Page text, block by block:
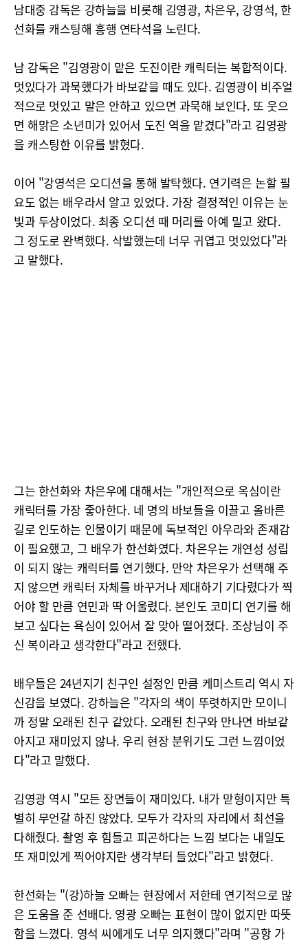
남대중 감독은 강하늘을 비롯해 김영광, 차은우, 강영석, 한
선화를 캐스팅해 흥행 연타석을 노린다.
남 감독은 "김영광이 맡은 도진이란 캐릭터는 복합적이다.
멋있다가 과묵했다가 바보같을 때도 있다. 김영광이 비주얼
적으로 멋있고 말은 안하고 있으면 과묵해 보인다. 또 웃으
면 해맑은 소년미가 있어서 도진 역을 맡겼다"라고 김영광
을 캐스팅한 이유를 밝혔다.
이어 "강영석은 오디션을 통해 발탁했다. 연기력은 논할 필
요도 없는 배우라서 알고 있었다. 가장 결정적인 이유는 눈
빛과 두상이었다. 최종 오디션 때 머리를 아예 밀고 왔다.
그 정도로 완벽했다. 삭발했는데 너무 귀엽고 멋있었다"라
고 말했다.
그는 한선화와 차은우에 대해서는 "개인적으로 옥심이란
캐릭터를 가장 줗아한다. 네 명의 바보들을 이끌고 올바른
길로 인도하는 인물이기 때문에 독보적인 아우라와 존재감
이 필요했고, 그 배우가 한선화였다. 차은우는 개연성 성립
이 되지 않는 캐릭터를 연기했다. 만약 차은우가 선택해 주
지 않으면 캐릭터 자체를 바꾸거나 제대하기 기다렸다가 찍
어야 할 만큼 연민과 딱 어울렸다. 본인도 코미디 연기를 해
보고 싶다는 욕심이 있어서 잘 맞아 떨어졌다. 조상님이 주
신 복이라고 생각한다"라고 전했다.
배우들은 24년지기 친구인 설정인 만큼 케미스트리 역시 자
신감을 보였다. 강하늘은 "각자의 색이 뚜렷하지만 모이니
까 정말 오래된 친구 같았다. 오래된 친구와 만나면 바보같
아지고 재미있지 않나. 우리 현장 분위기도 그런 느낌이었
다"라고 말했다.
김영광 역시 "모든 장면들이 재미있다. 내가 맏형이지만 특
별히 무언갈 하진 않았다. 모두가 각자의 자리에서 최선을
다해줬다. 촬영 후 힘들고 피곤하다는 느낌 보다는 내일도
또 재미있게 찍어야지란 생각부터 들었다"라고 밝혔다.
한선화는 "(강)하늘 오빠는 현장에서 저한테 연기적으로 많
은 도움을 준 선배다. 영광 오빠는 표현이 많이 없지만 따뜻
함을 느꼈다. 영석 씨에게도 너무 의지했다"라며 "공항 가